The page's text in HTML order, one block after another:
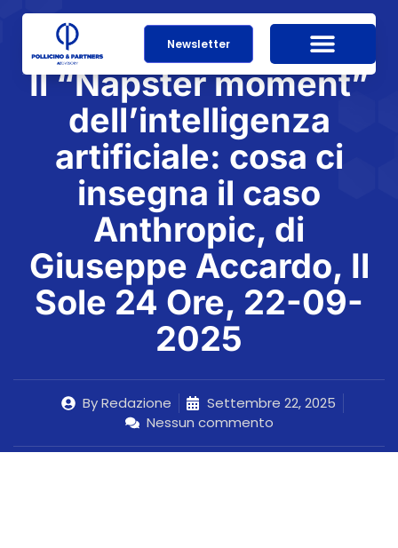
Newsletter
Il “Napster moment”
dell’intelligenza
artificiale: cosa ci
insegna il caso
Anthropic, di
Giuseppe Accardo, Il
Sole 24 Ore, 22-09-
2025
ByRedazione
Settembre 22, 2025
Nessun commento